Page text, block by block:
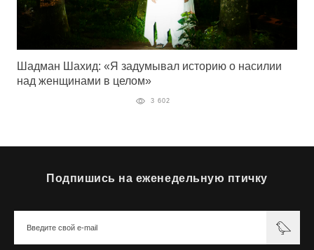
Шадман Шахид: «Я задумывал историю о насилии
над женщинами в целом»
3 602
Подпишись на еженедельную птичку